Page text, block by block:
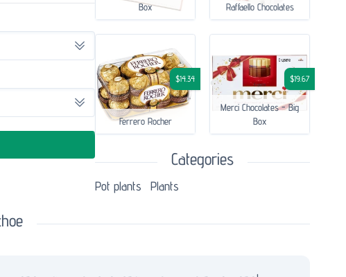
Box
Raffaello Chocolates
$14.34
Ferrero Rocher
$19.67
Merci Chocolates - Big
Box
Categories
Pot plants Plants